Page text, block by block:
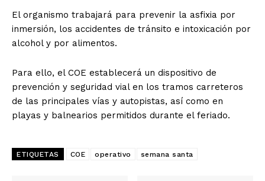
El organismo trabajará para prevenir la asfixia por
inmersión, los accidentes de tránsito e intoxicación por
alcohol y por alimentos.
Para ello, el COE establecerá un dispositivo de
prevención y seguridad vial en los tramos carreteros
de las principales vías y autopistas, así como en
playas y balnearios permitidos durante el feriado.
ETIQUETAS COE operativo semana santa